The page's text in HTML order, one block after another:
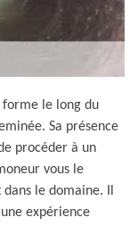
forme le long du
Sa présence
procéder à un
vous le
le domaine. Il
expérience